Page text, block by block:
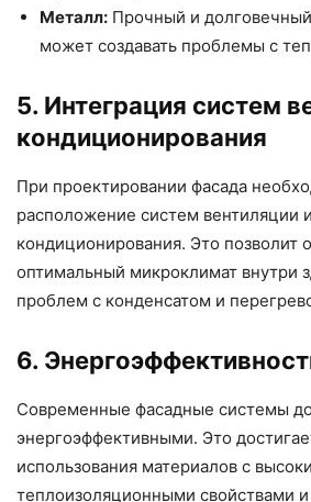
Металл: Прочный и
может создавать проблемы с
5. Интеграция систем
кондиционирования
При проектировании фасада
расположение систем вентиляции и
кондиционирования. Это позволит
оптимальный микроклимат внутри
проблем с конденсатом и
6.
Современные фасадные системы
энергоэффективными. Это
использования материалов с
теплоизоляционными свойствами и